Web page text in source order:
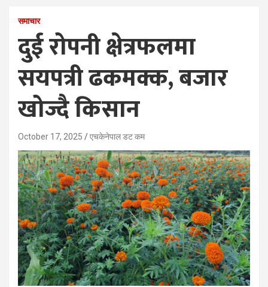
समाचार
दुई रोपनी क्षेत्रफलमा
सयपत्री ढकमक्क, बजार
खोज्दै किसान
October 17, 2025 एचकेनेपाल डट कम